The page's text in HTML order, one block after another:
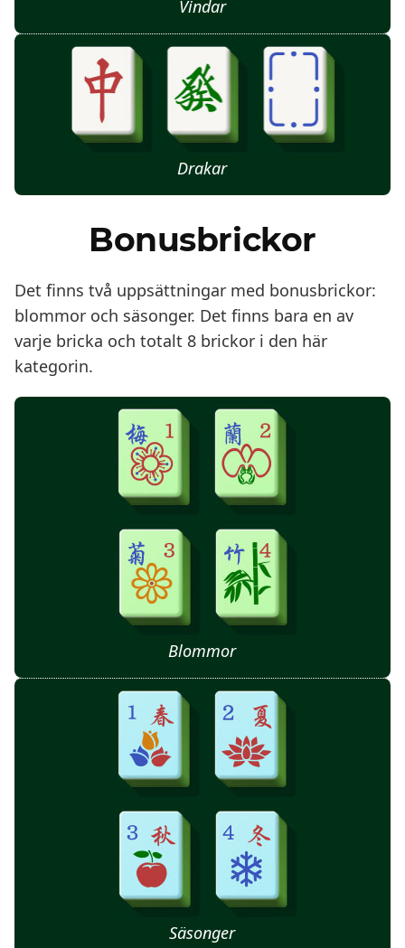
Vindar
Drakar
Bonusbrickor
Det finns två uppsättningar med bonusbrickor:
blommor och säsonger. Det finns bara en av
varje bricka och totalt 8 brickor i den här
kategorin.
Blommor
Säsonger